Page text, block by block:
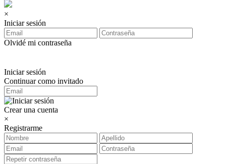
×
Iniciar sesión
Olvidé mi contraseña
Iniciar sesión
Continuar como invitado
Crear una cuenta
×
Registrarme